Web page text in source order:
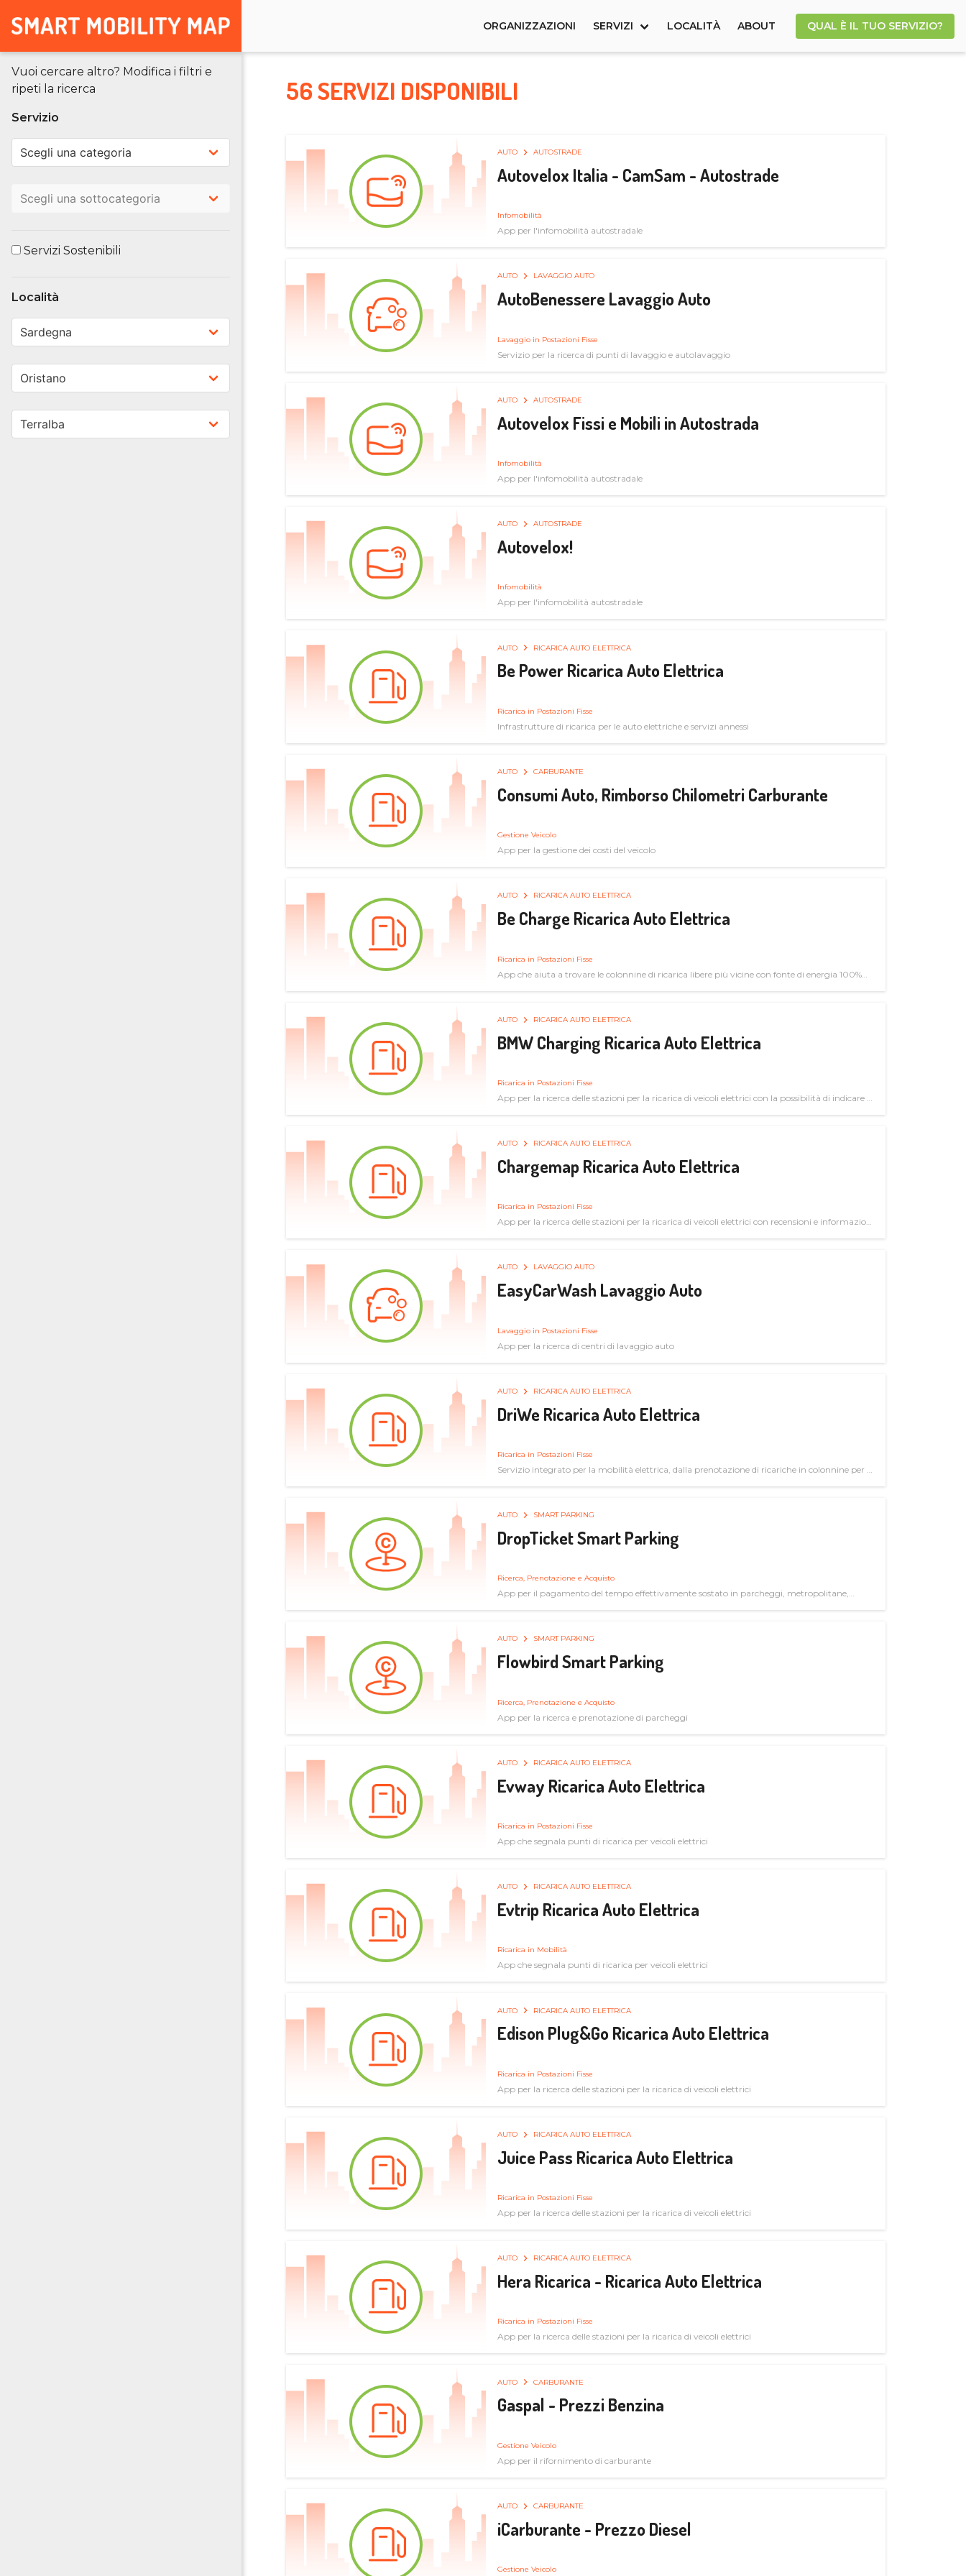
ORGANIZZAZIONI SERVIZI LOCALITÀ ABOUT QUAL È IL TUO SERVIZIO?
Vuoi cercare altro? Modifica i filtri e
ripeti la ricerca
Servizio
Servizi Sostenibili
Località
56 SERVIZI DISPONIBILI
AUTO AUTOSTRADE
Autovelox Italia - CamSam - Autostrade
Infomobilità
App per l'infomobilità autostradale
AUTO LAVAGGIO AUTO
AutoBenessere Lavaggio Auto
Lavaggio in Postazioni Fisse
Servizio per la ricerca di punti di lavaggio e autolavaggio
AUTO AUTOSTRADE
Autovelox Fissi e Mobili in Autostrada
Infomobilità
App per l'infomobilità autostradale
AUTO AUTOSTRADE
Autovelox!
Infomobilità
App per l'infomobilità autostradale
AUTO RICARICA AUTO ELETTRICA
Be Power Ricarica Auto Elettrica
Ricarica in Postazioni Fisse
Infrastrutture di ricarica per le auto elettriche e servizi annessi
AUTO CARBURANTE
Consumi Auto, Rimborso Chilometri Carburante
Gestione Veicolo
App per la gestione dei costi del veicolo
AUTO RICARICA AUTO ELETTRICA
Be Charge Ricarica Auto Elettrica
Ricarica in Postazioni Fisse
App che aiuta a trovare le colonnine di ricarica libere più vicine con fonte di energia 100%
AUTO RICARICA AUTO ELETTRICA
BMW Charging Ricarica Auto Elettrica
Ricarica in Postazioni Fisse
App per la ricerca delle stazioni per la ricarica di veicoli elettrici con la possibilità di indicare le
AUTO RICARICA AUTO ELETTRICA
Chargemap Ricarica Auto Elettrica
Ricarica in Postazioni Fisse
App per la ricerca delle stazioni per la ricarica di veicoli elettrici con recensioni e informazioni
AUTO LAVAGGIO AUTO
EasyCarWash Lavaggio Auto
Lavaggio in Postazioni Fisse
App per la ricerca di centri di lavaggio auto
AUTO RICARICA AUTO ELETTRICA
DriWe Ricarica Auto Elettrica
Ricarica in Postazioni Fisse
Servizio integrato per la mobilità elettrica, dalla prenotazione di ricariche in colonnine per il
AUTO SMART PARKING
DropTicket Smart Parking
Ricerca, Prenotazione e Acquisto
App per il pagamento del tempo effettivamente sostato in parcheggi, metropolitane,
AUTO SMART PARKING
Flowbird Smart Parking
Ricerca, Prenotazione e Acquisto
App per la ricerca e prenotazione di parcheggi
AUTO RICARICA AUTO ELETTRICA
Evway Ricarica Auto Elettrica
Ricarica in Postazioni Fisse
App che segnala punti di ricarica per veicoli elettrici
AUTO RICARICA AUTO ELETTRICA
Evtrip Ricarica Auto Elettrica
Ricarica in Mobilità
App che segnala punti di ricarica per veicoli elettrici
AUTO RICARICA AUTO ELETTRICA
Edison Plug&Go Ricarica Auto Elettrica
Ricarica in Postazioni Fisse
App per la ricerca delle stazioni per la ricarica di veicoli elettrici
AUTO RICARICA AUTO ELETTRICA
Juice Pass Ricarica Auto Elettrica
Ricarica in Postazioni Fisse
App per la ricerca delle stazioni per la ricarica di veicoli elettrici
AUTO RICARICA AUTO ELETTRICA
Hera Ricarica - Ricarica Auto Elettrica
Ricarica in Postazioni Fisse
App per la ricerca delle stazioni per la ricarica di veicoli elettrici
AUTO CARBURANTE
Gaspal - Prezzi Benzina
Gestione Veicolo
App per il rifornimento di carburante
AUTO CARBURANTE
iCarburante - Prezzo Diesel
Gestione Veicolo